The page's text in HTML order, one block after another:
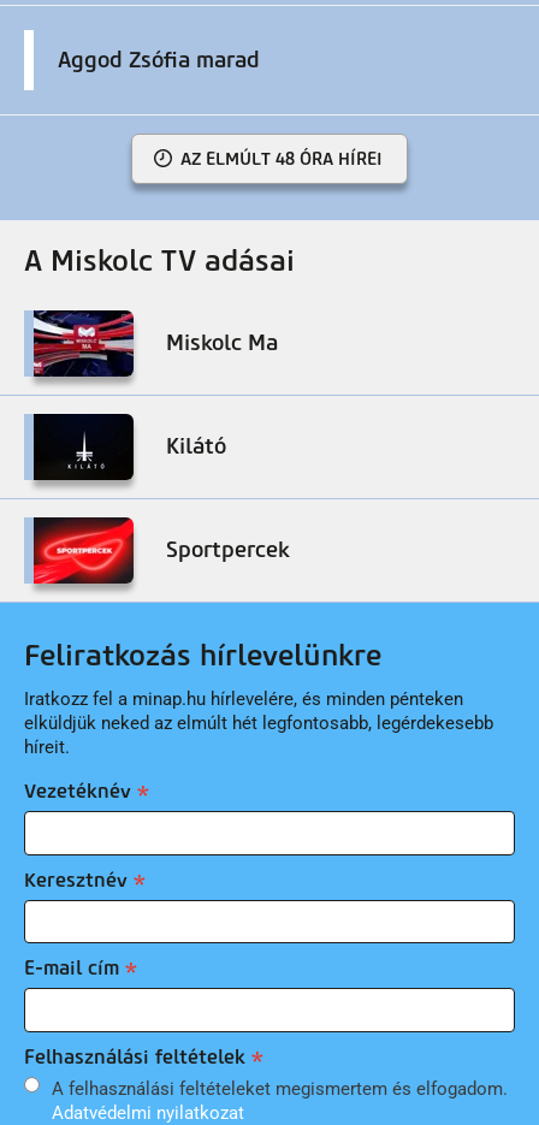
Aggod Zsófia marad
AZ ELMÚLT 48 ÓRA HÍREI
A Miskolc TV adásai
Miskolc Ma
Kilátó
Sportpercek
Feliratkozás hírlevelünkre
Iratkozz fel a minap.hu hírlevelére, és minden pénteken
elküldjük neked az elmúlt hét legfontosabb, legérdekesebb
híreit.
Vezetéknév
Keresztnév
E-mail cím
Felhasználási feltételek
A felhasználási feltételeket megismertem és elfogadom.
Adatvédelmi nyilatkozat